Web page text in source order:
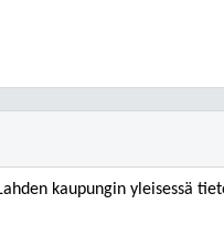
kaupungin yleisessä